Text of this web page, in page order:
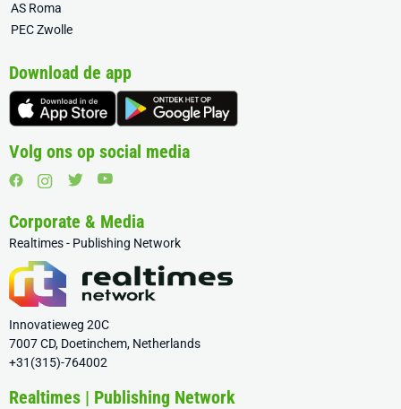
AS Roma
PEC Zwolle
Download de app
Volg ons op social media
Corporate & Media
Realtimes - Publishing Network
Innovatieweg 20C
7007 CD, Doetinchem, Netherlands
+31(315)-764002
Realtimes | Publishing Network